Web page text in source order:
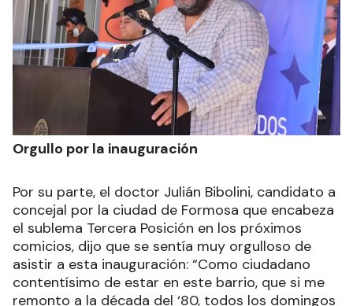
Orgullo por la inauguración
Por su parte, el doctor Julián Bibolini, candidato a
concejal por la ciudad de Formosa que encabeza
el sublema Tercera Posición en los próximos
comicios, dijo que se sentía muy orgulloso de
asistir a esta inauguración: “Como ciudadano
contentísimo de estar en este barrio, que si me
remonto a la década del ‘80, todos los domingos